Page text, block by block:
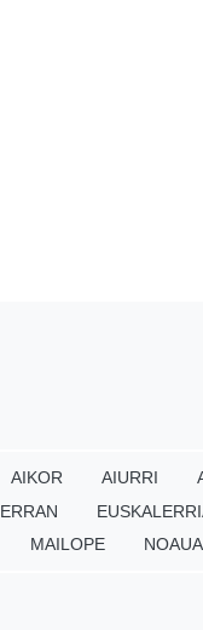
AIKOR AIURRI
ERRAN
MAILOPE NOAUA